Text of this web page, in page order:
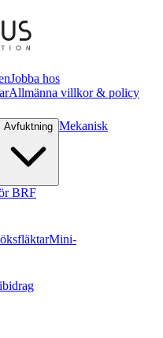
Jobba hos
Allmänna villkor & policy
Avfuktning Mekanisk
BRF
Mini-